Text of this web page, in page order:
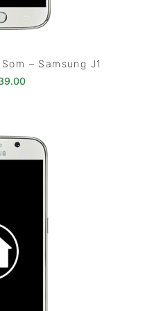
– Samsung J1
preço original era: €49.00.
O preço atual é: